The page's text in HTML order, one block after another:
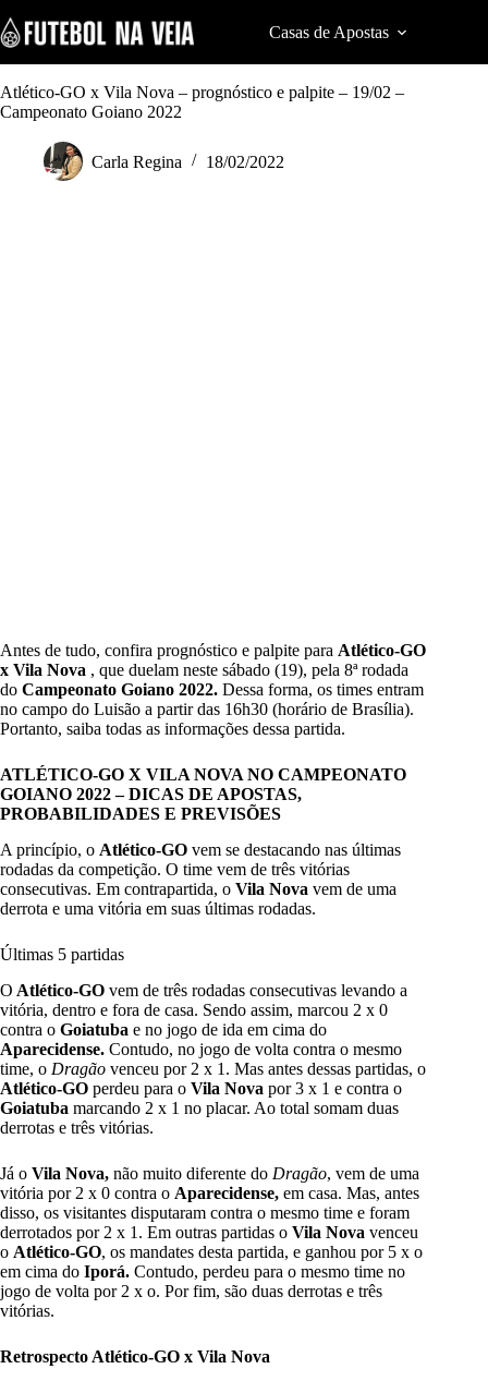
k
i
p
o
Casas de Apostas
Atlético-GO x Vila Nova – prognóstico e palpite – 19/02 –
Campeonato Goiano 2022
Carla Regina 18/02/2022
Antes de tudo, confira prognóstico e palpite para Atlético-GO
x Vila Nova , que duelam neste sábado (19), pela 8ª rodada
do Campeonato Goiano 2022. Dessa forma, os times entram
no campo do Luisão a partir das 16h30 (horário de Brasília).
Portanto, saiba todas as informações dessa partida.
ATLÉTICO-GO X VILA NOVA NO CAMPEONATO
GOIANO 2022 – DICAS DE APOSTAS,
PROBABILIDADES E PREVISÕES
A princípio, o Atlético-GO vem se destacando nas últimas
rodadas da competição. O time vem de três vitórias
consecutivas. Em contrapartida, o Vila Nova vem de uma
derrota e uma vitória em suas últimas rodadas.
Últimas 5 partidas
O Atlético-GO vem de três rodadas consecutivas levando a
vitória, dentro e fora de casa. Sendo assim, marcou 2 x 0
contra o Goiatuba e no jogo de ida em cima do
Aparecidense. Contudo, no jogo de volta contra o mesmo
time, o Dragão venceu por 2 x 1. Mas antes dessas partidas, o
Atlético-GO perdeu para o Vila Nova por 3 x 1 e contra o
Goiatuba marcando 2 x 1 no placar. Ao total somam duas
derrotas e três vitórias.
Já o Vila Nova, não muito diferente do Dragão, vem de uma
vitória por 2 x 0 contra o Aparecidense, em casa. Mas, antes
disso, os visitantes disputaram contra o mesmo time e foram
derrotados por 2 x 1. Em outras partidas o Vila Nova venceu
o Atlético-GO, os mandates desta partida, e ganhou por 5 x o
em cima do Iporá. Contudo, perdeu para o mesmo time no
jogo de volta por 2 x o. Por fim, são duas derrotas e três
vitórias.
Retrospecto Atlético-GO x Vila Nova